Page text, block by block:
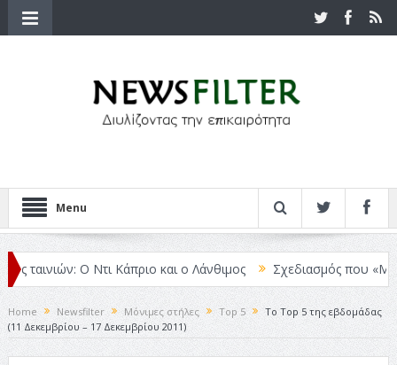
Menu
Ο Ντι Κάπριο και ο Λάνθιμος Σχεδιασμός που «Μιλάει»
Home Newsfilter Μόνιμες στήλες Top 5
Το Top 5 της εβδομάδας
(11 Δεκεμβρίου – 17 Δεκεμβρίου 2011)